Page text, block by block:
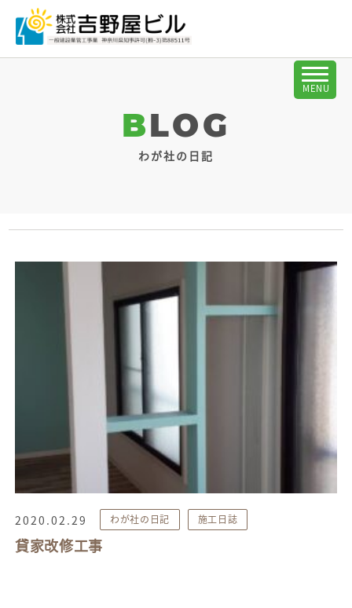
BLOG
わが社の日記
2020.02.29 わが社の日記 施工日誌
貸家改修工事